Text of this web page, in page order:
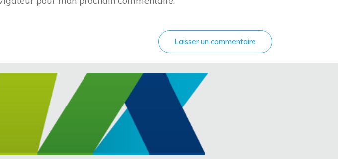
Laisser un commentaire